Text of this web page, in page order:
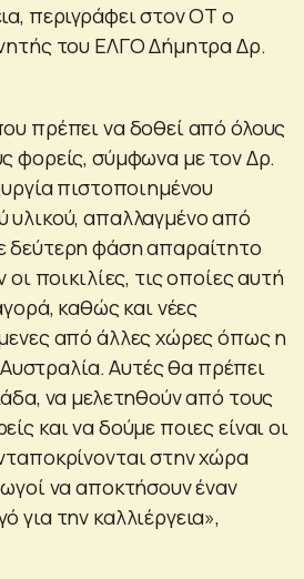
περιγράφει στον ΟΤ ο
του ΕΛΓΟ Δήμητρα Δρ.
πρέπει να δοθεί από όλους
φορείς, σύμφωνα με τον Δρ.
πιστοποιημένου
υλικού, απαλλαγμένο από
δεύτερη φάση απαραίτητο
οι ποικιλίες, τις οποίες αυτή
καθώς και νέες
από άλλες χώρες όπως η
Αυστραλία. Αυτές θα πρέπει
να μελετηθούν από τους
και να δούμε ποιες είναι οι
στην χώρα
να αποκτήσουν έναν
για την καλλιέργεια»,